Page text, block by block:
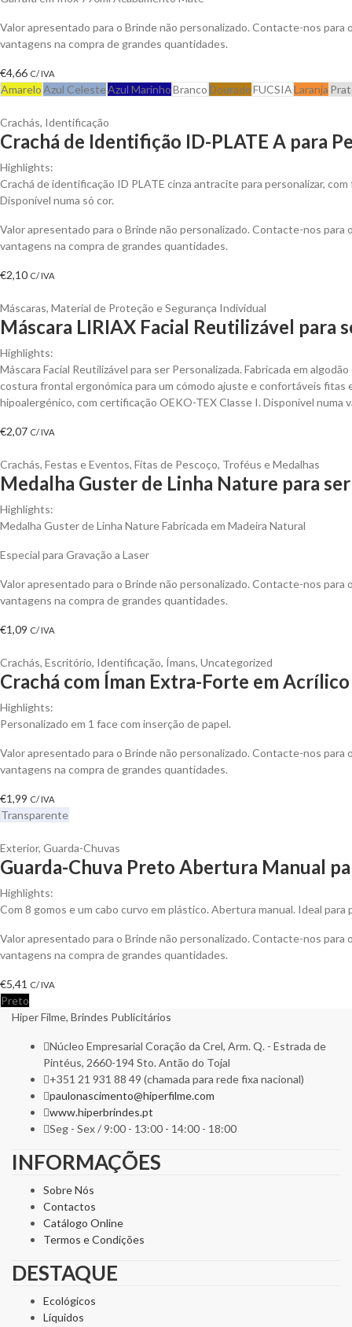
Valor apresentado para o Brinde não personalizado. Contacte-nos para
vantagens na compra de grandes quantidades.
€4,66 C/ IVA
AmareloAzul CelesteAzul MarinhoBranco DouradoFUCSIALaranja
Crachás, Identificação
Crachá de Identifição ID-PLATE A para
Highlights:
Crachá de identificação ID PLATE cinza antracite para personalizar,
Disponível numa só cor.
Valor apresentado para o Brinde não personalizado. Contacte-nos para
vantagens na compra de grandes quantidades.
€2,10 C/ IVA
Máscaras, Material de Proteção e Segurança Individual
Máscara LIRIAX Facial Reutilizável para
Highlights:
Máscara Facial Reutilizável para ser Personalizada. Fabricada em
costura frontal ergonómica para um cómodo ajuste e confortáveis fitas
hipoalergénico, com certificação OEKO-TEX Classe I. Disponível numa
€2,07 C/ IVA
Crachás, Festas e Eventos, Fitas de Pescoço, Troféus e Medalhas
Medalha Guster de Linha Nature para
Highlights:
Medalha Guster de Linha Nature Fabricada em Madeira Natural
Especial para Gravação a Laser
Valor apresentado para o Brinde não personalizado. Contacte-nos para
vantagens na compra de grandes quantidades.
€1,09 C/ IVA
Crachás, Escritório, Identificação, Ímans, Uncategorized
Crachá com Íman Extra-Forte em
Highlights:
Personalizado em 1 face com inserção de papel.
Valor apresentado para o Brinde não personalizado. Contacte-nos para
vantagens na compra de grandes quantidades.
€1,99 C/ IVA
Transparente
Exterior, Guarda-Chuvas
Guarda-Chuva Preto Abertura Manual
Highlights:
Com 8 gomos e um cabo curvo em plástico. Abertura manual. Ideal para
Valor apresentado para o Brinde não personalizado. Contacte-nos para
vantagens na compra de grandes quantidades.
€5,41 C/ IVA
Preto
Hiper Filme, Brindes Publicitários
Núcleo Empresarial Coração da Crel, Arm. Q. - Estrada de
Pintéus, 2660-194 Sto. Antão do Tojal
+351 21 931 88 49 (chamada para rede fixa nacional)
paulonascimento@hiperfilme.com
www.hiperbrindes.pt
Seg - Sex / 9:00 - 13:00 - 14:00 - 18:00
INFORMAÇÕES
Sobre Nós
Contactos
Catálogo Online
Termos e Condições
DESTAQUE
Ecológicos
Líquidos